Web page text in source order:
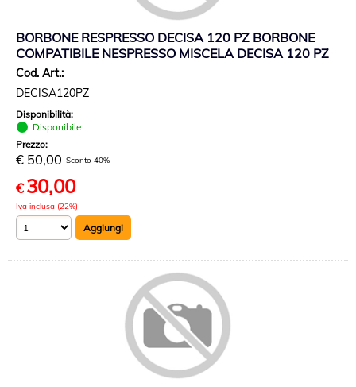
BORBONE RESPRESSO DECISA 120 PZ BORBONE
COMPATIBILE NESPRESSO MISCELA DECISA 120 PZ
Cod. Art.:
DECISA120PZ
Disponibilità:
Disponibile
Prezzo:
€ 50,00 Sconto 40%
€ 30,00
Iva inclusa (22%)